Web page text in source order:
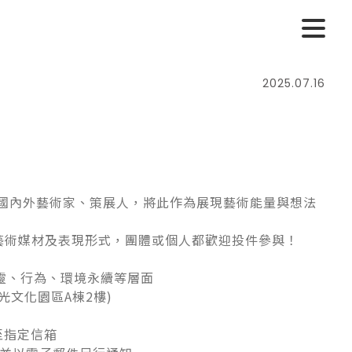
2025.07.16
外藝術家、策展人，將此作為展現藝術能量與想法
媒材及表現形式，團體或個人都歡迎投件參與！
行為、環境永續等層面​
文化園區A棟2樓)​
定信箱​